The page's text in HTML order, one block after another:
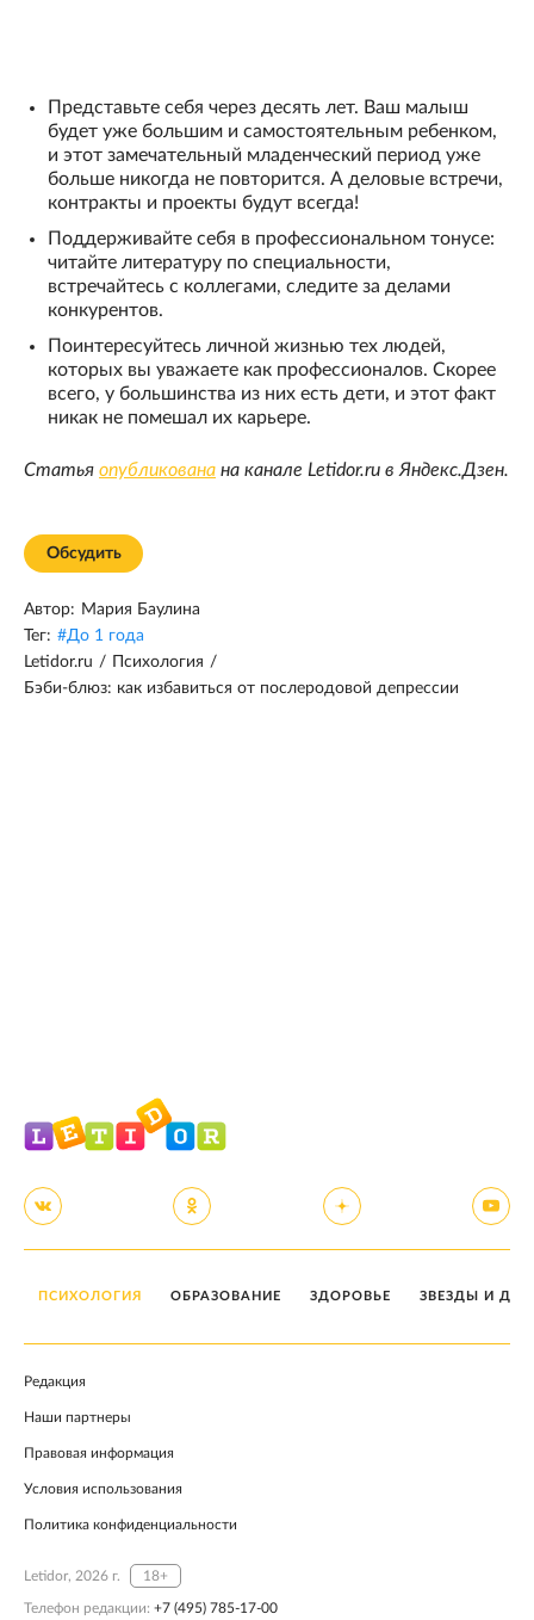
Представьте себя через десять лет. Ваш малыш
будет уже большим и самостоятельным ребенком,
и этот замечательный младенческий период уже
больше никогда не повторится. А деловые встречи,
контракты и проекты будут всегда!
Поддерживайте себя в профессиональном тонусе:
читайте литературу по специальности,
встречайтесь с коллегами, следите за делами
конкурентов.
Поинтересуйтесь личной жизнью тех людей,
которых вы уважаете как профессионалов. Скорее
всего, у большинства из них есть дети, и этот факт
никак не помешал их карьере.
Статья опубликована на канале Letidor.ru в Яндекс.Дзен.
Обсудить
Автор: Мария Баулина
Тег: #До 1 года
Letidor.ru / Психология /
Бэби-блюз: как избавиться от послеродовой депрессии
ПСИХОЛОГИЯ ОБРАЗОВАНИЕ ЗДОРОВЬЕ ЗВЕЗДЫ И
Редакция
Наши партнеры
Правовая информация
Условия использования
Политика конфиденциальности
Letidor, 2026 г. 18+
Телефон редакции: +7 (495) 785-17-00